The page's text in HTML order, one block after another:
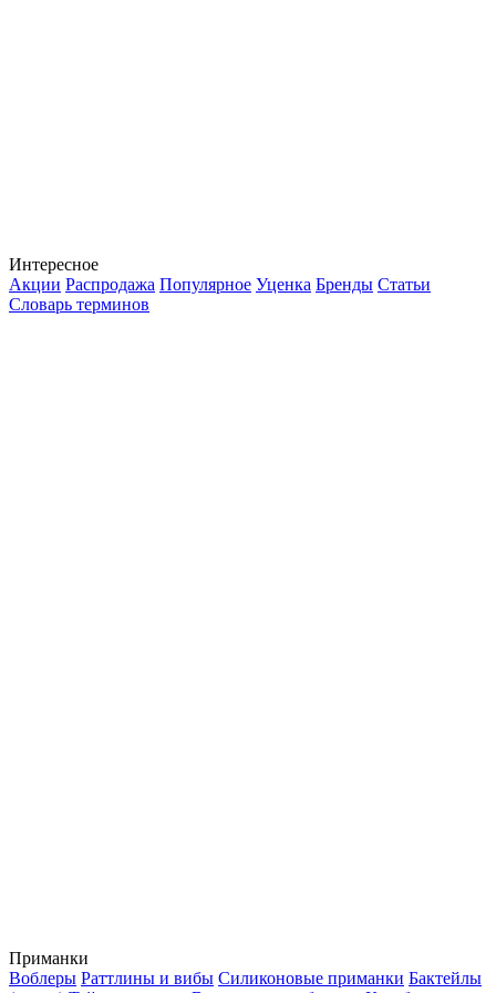
Интересное
Акции Распродажа Популярное Уценка Бренды Статьи
Словарь терминов
Приманки
Воблеры Раттлины и вибы Силиконовые приманки Бактейлы